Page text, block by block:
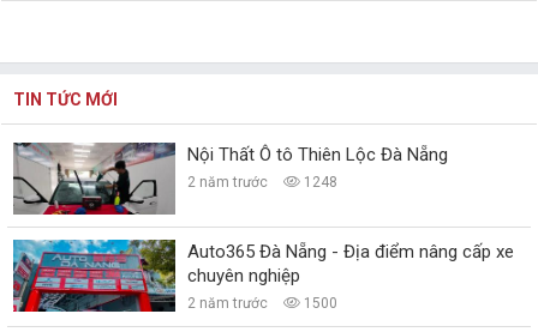
TIN TỨC MỚI
Nội Thất Ô tô Thiên Lộc Đà Nẵng
2 năm trước 1248
Auto365 Đà Nẵng - Địa điểm nâng cấp xe
chuyên nghiệp
2 năm trước 1500